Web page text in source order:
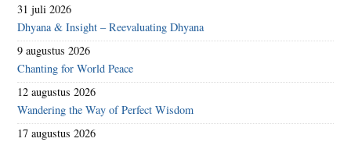
31 juli 2026
Dhyana & Insight – Reevaluating Dhyana
9 augustus 2026
Chanting for World Peace
12 augustus 2026
Wandering the Way of Perfect Wisdom
17 augustus 2026